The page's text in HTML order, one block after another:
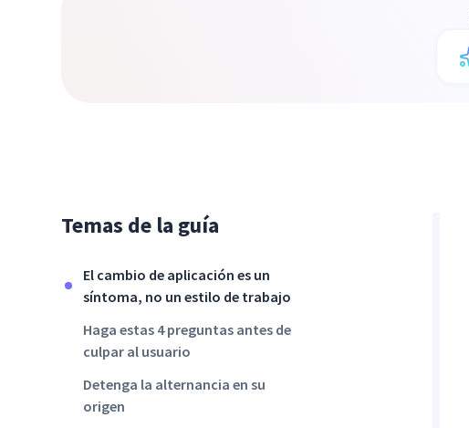
Temas de la guía
El cambio de aplicación es un
síntoma, no un estilo de trabajo
Haga estas 4 preguntas antes de
culpar al usuario
Detenga la alternancia en su
origen